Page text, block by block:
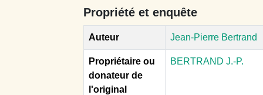
Propriété et enquête
Auteur Jean-Pierre Bertrand
Propriétaire ou
donateur de
l'original
BERTRAND J.-P.